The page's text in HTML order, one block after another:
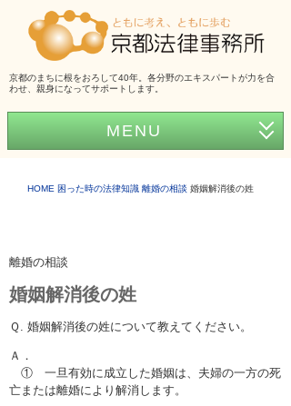
京都のまちに根をおろして40年。各分野のエキスパートが力を合
わせ、親身になってサポートします。
MENU
事務所だより
HOME 困った時の法律知識 離婚の相談 婚姻解消後の姓
離婚の相談
婚姻解消後の姓
Ｑ. 婚姻解消後の姓について教えてください。
Ａ．
① 一旦有効に成立した婚姻は、夫婦の一方の死
亡または離婚により解消します。